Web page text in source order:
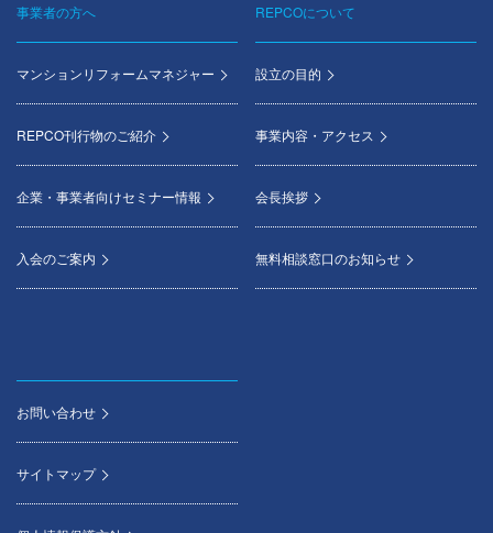
事業者の方へ
マンションリフォームマネジャー
REPCO刊行物のご紹介
企業・事業者向けセミナー情報
入会のご案内
REPCOについて
設立の目的
事業内容・アクセス
会長挨拶
無料相談窓口のお知らせ
お問い合わせ
サイトマップ